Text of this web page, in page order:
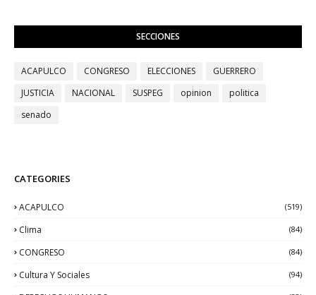
SECCIONES
ACAPULCO CONGRESO ELECCIONES
GUERRERO
JUSTICIA
NACIONAL SUSPEG opinion
politica
senado
CATEGORIES
ACAPULCO (519)
Clima (84)
CONGRESO (84)
Cultura Y Sociales (94)